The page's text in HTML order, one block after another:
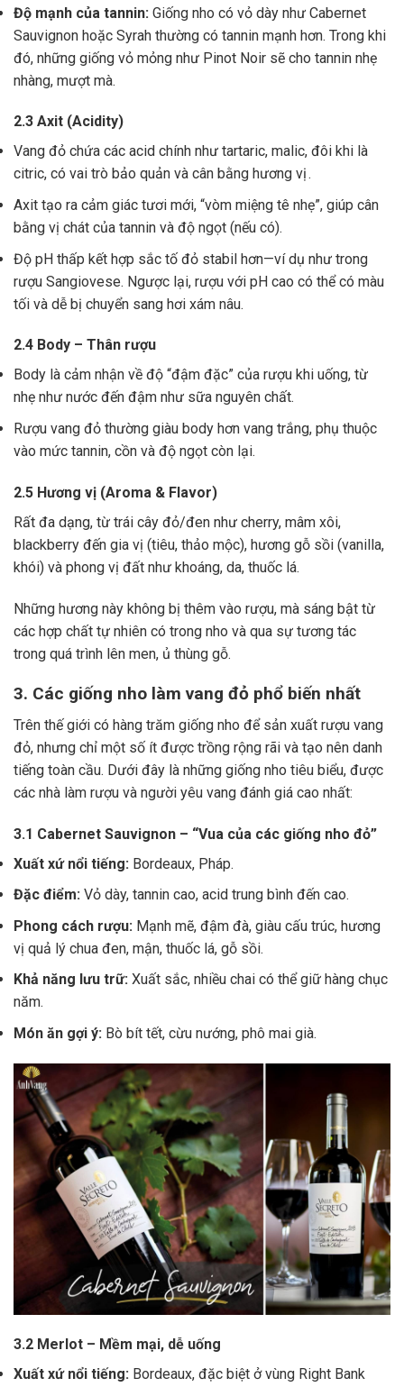
Độ mạnh của tannin: Giống nho có vỏ dày như Cabernet
Sauvignon hoặc Syrah thường có tannin mạnh hơn. Trong khi
đó, những giống vỏ mỏng như Pinot Noir sẽ cho tannin nhẹ
nhàng, mượt mà.
2.3 Axit (Acidity)
Vang đỏ chứa các acid chính như tartaric, malic, đôi khi là
citric, có vai trò bảo quản và cân bằng hương vị .
Axit tạo ra cảm giác tươi mới, “vòm miệng tê nhẹ”, giúp cân
bằng vị chát của tannin và độ ngọt (nếu có).
Độ pH thấp kết hợp sắc tố đỏ stabil hơn—ví dụ như trong
rượu Sangiovese. Ngược lại, rượu với pH cao có thể có màu
tối và dễ bị chuyển sang hơi xám nâu.
2.4 Body – Thân rượu
Body là cảm nhận về độ “đậm đặc” của rượu khi uống, từ
nhẹ như nước đến đậm như sữa nguyên chất.
Rượu vang đỏ thường giàu body hơn vang trắng, phụ thuộc
vào mức tannin, cồn và độ ngọt còn lại.
2.5 Hương vị (Aroma & Flavor)
Rất đa dạng, từ trái cây đỏ/đen như cherry, mâm xôi,
blackberry đến gia vị (tiêu, thảo mộc), hương gỗ sồi (vanilla,
khói) và phong vị đất như khoáng, da, thuốc lá.
Những hương này không bị thêm vào rượu, mà sáng bật từ
các hợp chất tự nhiên có trong nho và qua sự tương tác
trong quá trình lên men, ủ thùng gỗ.
3. Các giống nho làm vang đỏ phổ biến nhất
Trên thế giới có hàng trăm giống nho để sản xuất rượu vang
đỏ, nhưng chỉ một số ít được trồng rộng rãi và tạo nên danh
tiếng toàn cầu. Dưới đây là những giống nho tiêu biểu, được
các nhà làm rượu và người yêu vang đánh giá cao nhất:
3.1 Cabernet Sauvignon – “Vua của các giống nho đỏ”
Xuất xứ nổi tiếng: Bordeaux, Pháp.
Đặc điểm: Vỏ dày, tannin cao, acid trung bình đến cao.
Phong cách rượu: Mạnh mẽ, đậm đà, giàu cấu trúc, hương
vị quả lý chua đen, mận, thuốc lá, gỗ sồi.
Khả năng lưu trữ: Xuất sắc, nhiều chai có thể giữ hàng chục
năm.
Món ăn gợi ý: Bò bít tết, cừu nướng, phô mai già.
3.2 Merlot – Mềm mại, dễ uống
Xuất xứ nổi tiếng: Bordeaux, đặc biệt ở vùng Right Bank